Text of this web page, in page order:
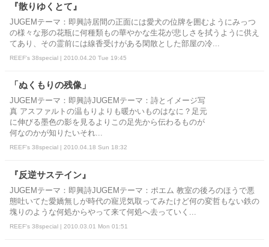
『散りゆくとて』
JUGEMテーマ：即興詩居間の正面には愛犬の位牌を囲むようにみっつ
の様々な形の花瓶に何種類もの華やかな生花が悲しさを拭うように供え
てあり、その霊前には線香受けがある閑散とした部屋の冷...
REEF's 38special | 2010.04.20 Tue 19:45
「ぬくもりの残像」
JUGEMテーマ：即興詩JUGEMテーマ：詩とイメージ写
真 アスファルトの温もりよりも暖かいものはなに？足元
に伸びる墨色の影を見るよりこの足先から伝わるものが
何なのかが知りたいそれ...
REEF's 38special | 2010.04.18 Sun 18:32
『反逆サステイン』
JUGEMテーマ：即興詩JUGEMテーマ：ポエム 教室の後ろのほうで悪
態吐いてた愛嬌無しが時代の寵児気取ってみたけど何の変哲もない鉄の
塊りのような何処からやって来て何処へ去っていく...
REEF's 38special | 2010.03.01 Mon 01:51